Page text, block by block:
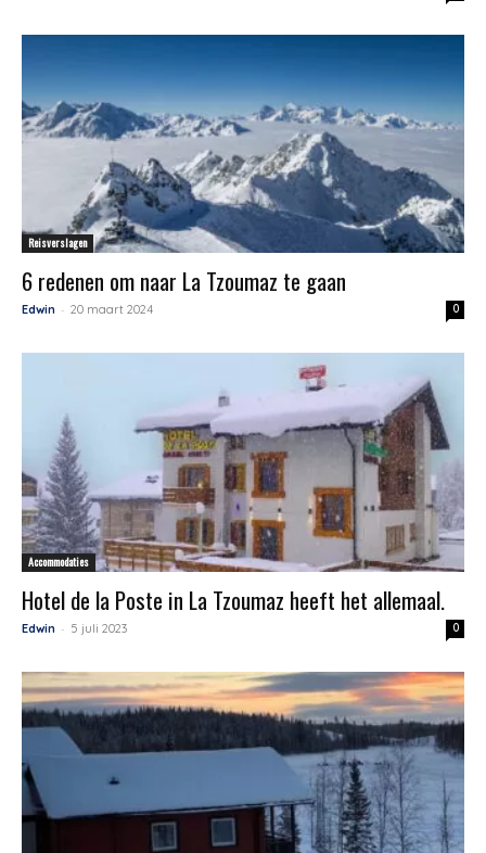
Reisverslagen
6 redenen om naar La Tzoumaz te gaan
Edwin - 20 maart 2024 0
Accommodaties
Hotel de la Poste in La Tzoumaz heeft het allemaal.
Edwin - 5 juli 2023 0